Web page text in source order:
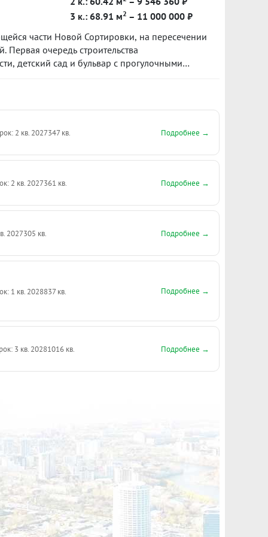
3 к.: 68.91 м2 – 11 000 000 ₽
части Новой Сортировки, на пересечении
очередь строительства
детский сад и бульвар с прогулочными
для отдыха и детских игр.
2 кв. 2027347 кв. Подробнее →
2 кв. 2027361 кв. Подробнее →
2027305 кв. Подробнее →
1 кв. 2028837 кв. Подробнее →
3 кв. 20281016 кв. Подробнее →